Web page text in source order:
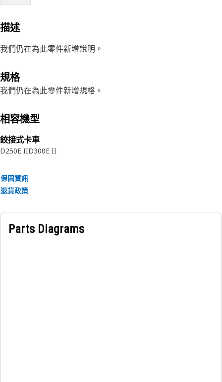
描述
我們仍在為此零件新增說明。
規格
我們仍在為此零件新增規格。
相容機型
鉸接式卡車
D250E IID300E II
保固資訊
退貨政策
Parts Diagrams